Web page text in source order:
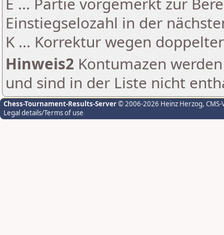
Einstiegselozahl in der
K ... Korrektur wegen
Hinweis2 Kontumazen
und sind in der Liste nicht
Chess-Tournament-Results-Server© 2006-2026 Heinz Herzog,
Legal details/Terms of use